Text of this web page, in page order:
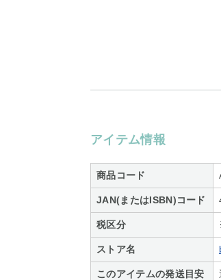
アイテム情報
商品コード
JAN(またはISBN)コード
税区分
ストア名
このアイテムの発送目安